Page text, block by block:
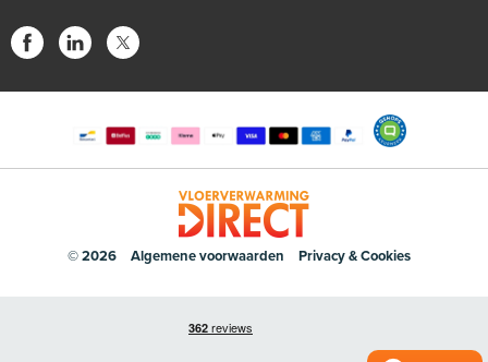
© 2026 Algemene voorwaarden Privacy & Cookies